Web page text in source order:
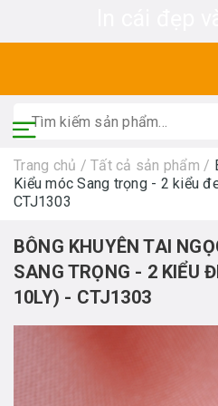
Trang chủ / Tất cả sản phẩm /
Kiểu móc Sang trọng - 2 kiểu
CTJ1303
BÔNG KHUYÊN TAI
SANG TRỌNG - 2 KIỂU
10LY) - CTJ1303